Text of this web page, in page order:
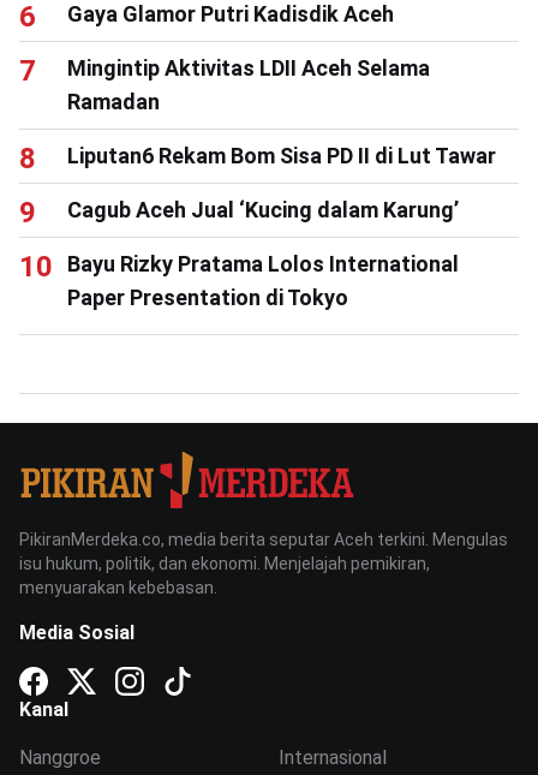
Gaya Glamor Putri Kadisdik Aceh
Mingintip Aktivitas LDII Aceh Selama
Ramadan
Liputan6 Rekam Bom Sisa PD II di Lut Tawar
Cagub Aceh Jual ‘Kucing dalam Karung’
Bayu Rizky Pratama Lolos International
Paper Presentation di Tokyo
PikiranMerdeka.co, media berita seputar Aceh terkini. Mengulas
isu hukum, politik, dan ekonomi. Menjelajah pemikiran,
menyuarakan kebebasan.
Media Sosial
Kanal
Nanggroe Internasional